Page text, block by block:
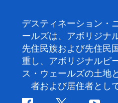
デスティネーション・
ールズは、アボリジナ
先住民族および先住民
重し、アボリジナルピ
ス・ウェールズの土地
者および居住者とし